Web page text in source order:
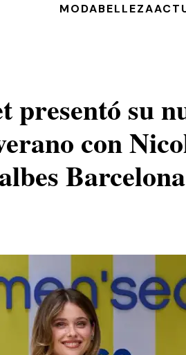
MODABELLEZA
presentó su
con
Barcelona